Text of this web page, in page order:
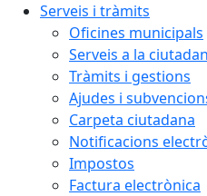
Serveis i tràmits
Oficines municipals
Serveis a la
Tràmits i gestions
Ajudes i
Carpeta ciutadana
Notificacions
Impostos
Factura electrònica